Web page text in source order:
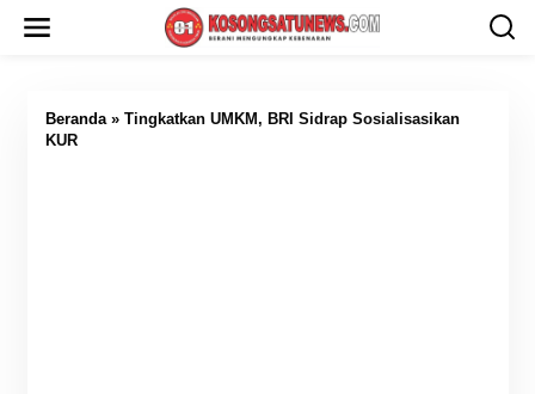
Beranda» Tingkatkan UMKM, BRI Sidrap Sosialisasikan
KUR